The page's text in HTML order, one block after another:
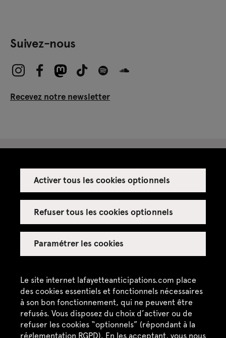
Le site internet lafayetteanticipations.com place
des cookies essentiels et fonctionnels nécessaires
à son bon fonctionnement, qui ne peuvent être
refusés. Vous disposez du choix d’activer ou de
refuser les cookies “optionnels” (répondant à la
réglementation RGPD). En les acceptant, vous nous
Activer tous les cookies optionnels
Refuser tous les cookies optionnels
Paramétrer les cookies
Suivez-nous
Recevez notre newsletter
Espace presse
Espace enseignant·es
Espace privatisations
Crédits
Mentions légales
Politique de confidentialité
CGU / CGV
Plan du site